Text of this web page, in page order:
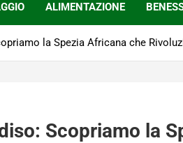
ALIMENTAZIONE
la Spezia Africana che
Scopriamo la